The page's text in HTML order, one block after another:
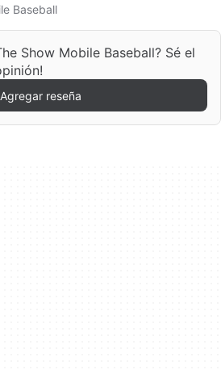
Baseball
Show Mobile Baseball? Sé el
Agregar reseña